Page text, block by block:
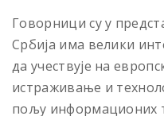
Говорници су у
Србија има велики
да учествује на
истраживање и
пољу информационих